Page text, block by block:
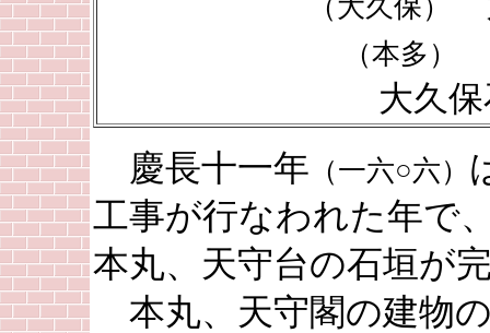
（大久保）
（本多）
大久保石
慶長十一年 （一六○六）
工事が行なわれた年で
本丸、天守台の石垣が
本丸、天守閣の建物